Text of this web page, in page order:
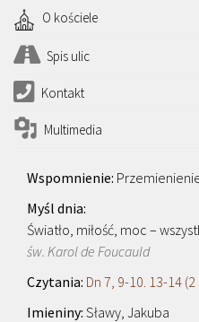
O kościele
Spis ulic
Kontakt
Multimedia
Światło, miłość, moc –
św. Karol de Foucauld
Dn 7, 9-10. 13-14 (2
Sławy, Jakuba